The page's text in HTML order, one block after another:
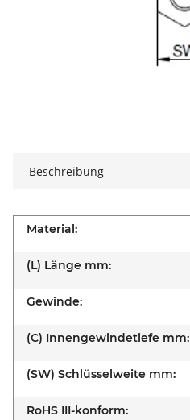
Beschreibung
Material:
(L) Länge mm:
Gewinde:
(C) Innengewindetiefe mm:
(SW) Schlüsselweite mm:
RoHS III-konform: